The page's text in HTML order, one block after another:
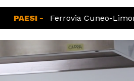
PAESI - Ferrovia Cuneo-